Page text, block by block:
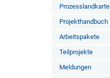
Prozesslandkarte
Projekthandbuch
Arbeitspakete
Teilprojekte
Meldungen